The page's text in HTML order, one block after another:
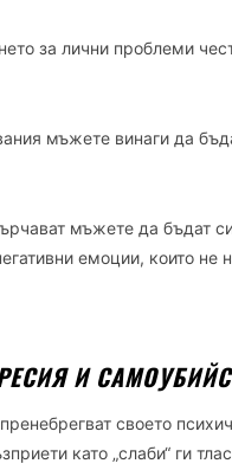
за лични проблеми
мъжете винаги да
мъжете да бъдат
емоции, които не
И
своето
като „слаби“ ги